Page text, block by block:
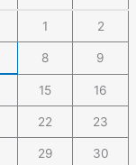
1 2
8 9
15 16
22 23
29 30